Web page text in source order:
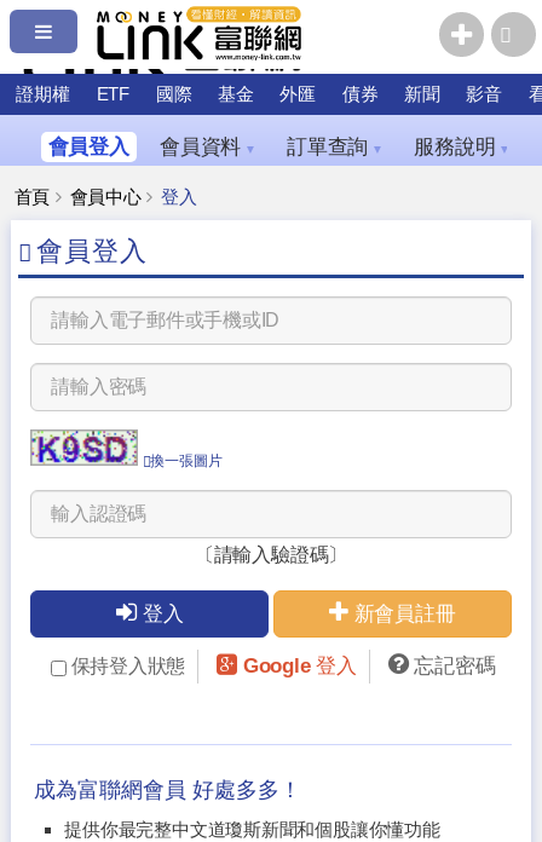
證期權 ETF 國際 基金 外匯 債券 新聞 影音
會員登入 會員資料 ▼ 訂單查詢 ▼ 服務說明 ▼
首頁 會員中心 登入
會員登入
換一張圖片
〔請輸入驗證碼〕
登入 新會員註冊
保持登入狀態 Google 登入 忘記密碼
成為富聯網會員 好處多多！
提供你最完整中文道瓊斯新聞和個股讓你懂功能